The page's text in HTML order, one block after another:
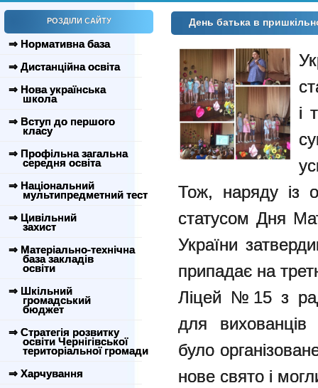
РОЗДІЛИ САЙТУ
⇒ Нормативна база
⇒ Дистанційна освіта
⇒ Нова українська
школа
⇒ Вступ до першого
класу
⇒ Профільна загальна
середня освіта
⇒ Національний
мультипредметний тест
⇒ Цивільний
захист
⇒ Матеріально-технічна
база закладів
освіти
⇒ Шкільний
громадський
бюджет
⇒ Стратегія розвитку
освіти Чернігівської
територіальної громади
⇒ Харчування
День батька в
і
Тож, наряду із
статусом Дня
України
припадає на
Ліцей №15 з
для вихованців
було
нове свято і